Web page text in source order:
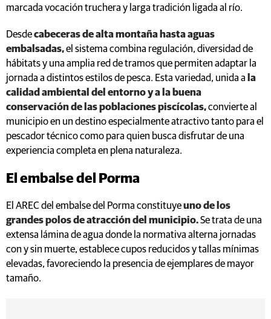
marcada vocación truchera y larga tradición ligada al río.
Desdecabeceras de alta montaña hasta aguas
embalsadas,el sistema combina regulación, diversidad de
hábitats y una amplia red de tramos que permiten adaptar la
jornada a distintos estilos de pesca. Esta variedad, unida a la
calidad ambiental del entorno y a la buena
conservación de las poblaciones piscícolas,convierte al
municipio en un destino especialmente atractivo tanto para el
pescador técnico como para quien busca disfrutar de una
experiencia completa en plena naturaleza.
El embalse del Porma
El AREC del embalse del Porma constituyeuno de los
grandes polos de atracción del municipio.Se trata de una
extensa lámina de agua donde la normativa alterna jornadas
con y sin muerte, establece cupos reducidos y tallas mínimas
elevadas, favoreciendo la presencia de ejemplares de mayor
tamaño.